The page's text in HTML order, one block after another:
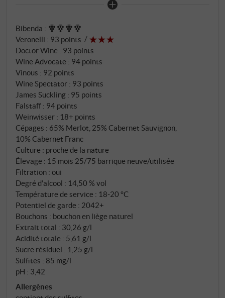
philosophie, il possède la remarquable capacité de
millésime 2022 se présente comme une composition
magistrale de 54% de merlot, 26% de cabernet
sauvignon, 14% de cabernet franc et 6% de petit
verdot. Cet assemblage bordelais classique provient
principalement des vignobles les plus jeunes du
domaine et est traité avec le même soin méticuleux
que son grand frère. Chaque parcelle est vinifiée
séparément avant l'assemblage final qui a lieu après
douze mois.
Bibenda :
Veronelli : 93 points
Doctor Wine : 93 points
Wine Advocate : 94 points
Vinous : 92 points
Wine Spectator : 93 points
James Suckling : 95 points
Falstaff : 94 points
Weinwisser : 18+ points
Cépages : 65% Merlot, 25% Cabernet Sauvignon,
10% Cabernet Franc
Culture : proche de la nature
Élevage : 15 mois 25/75 barrique neuve/utilisée
Filtration : oui
Degré d'alcool : 14,50 % vol
Température de service : 18‑20 °C
Potentiel de garde : 2042+
Bouchons : bouchon en liège naturel
Extrait total : 30,26 g/l
Acidité totale : 5,61 g/l
Sucre résiduel : 1,25 g/l
Sulfites : 85 mg/l
pH : 3,42
Allergènes